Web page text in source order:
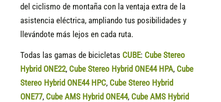
del ciclismo de montaña con la ventaja extra de la
asistencia eléctrica, ampliando tus posibilidades y
llevándote más lejos en cada ruta.
Todas las gamas de bicicletas CUBE: Cube Stereo
Hybrid ONE22, Cube Stereo Hybrid ONE44 HPA, Cube
Stereo Hybrid ONE44 HPC, Cube Stereo Hybrid
ONE77, Cube AMS Hybrid ONE44, Cube AMS Hybrid